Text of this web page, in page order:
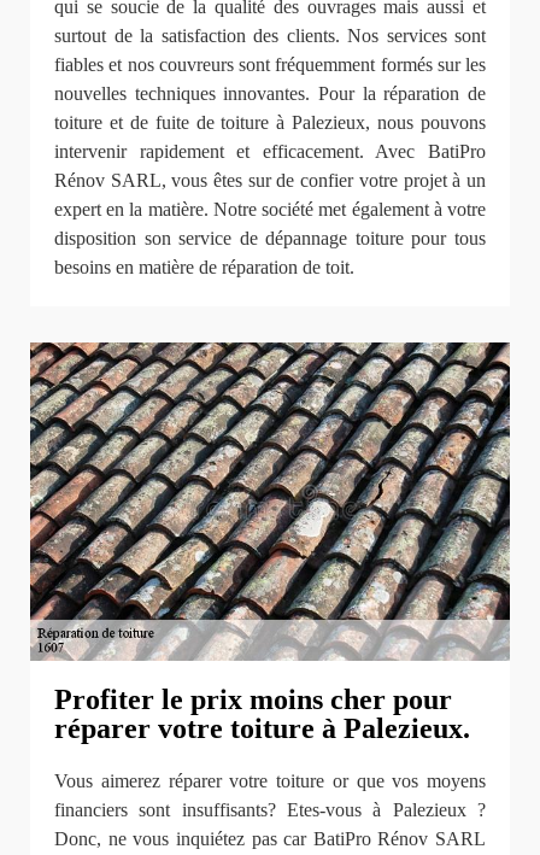
qui se soucie de la qualité des ouvrages mais aussi et
surtout de la satisfaction des clients. Nos services sont
fiables et nos couvreurs sont fréquemment formés sur les
nouvelles techniques innovantes. Pour la réparation de
toiture et de fuite de toiture à Palezieux, nous pouvons
intervenir rapidement et efficacement. Avec BatiPro
Rénov SARL, vous êtes sur de confier votre projet à un
expert en la matière. Notre société met également à votre
disposition son service de dépannage toiture pour tous
besoins en matière de réparation de toit.
Profiter le prix moins cher pour
réparer votre toiture à Palezieux.
Vous aimerez réparer votre toiture or que vos moyens
financiers sont insuffisants? Etes-vous à Palezieux ?
Donc, ne vous inquiétez pas car BatiPro Rénov SARL